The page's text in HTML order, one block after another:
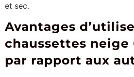
et sec.
Avantages
chaussettes neige
par rapport aux